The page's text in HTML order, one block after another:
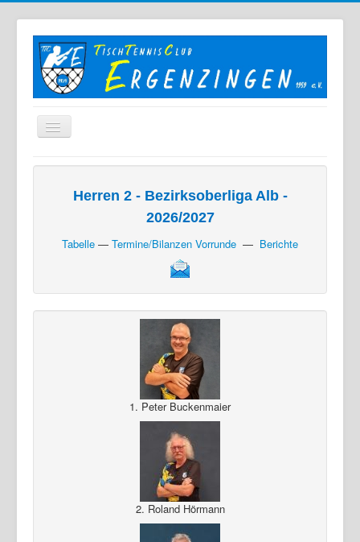
Home
Der TTC
Berichte
Herren 2 - Bezirksoberliga Alb -
2026/2027
Tabelle — Termine/Bilanzen Vorrunde — Berichte
1. Peter Buckenmaier
2. Roland Hörmann